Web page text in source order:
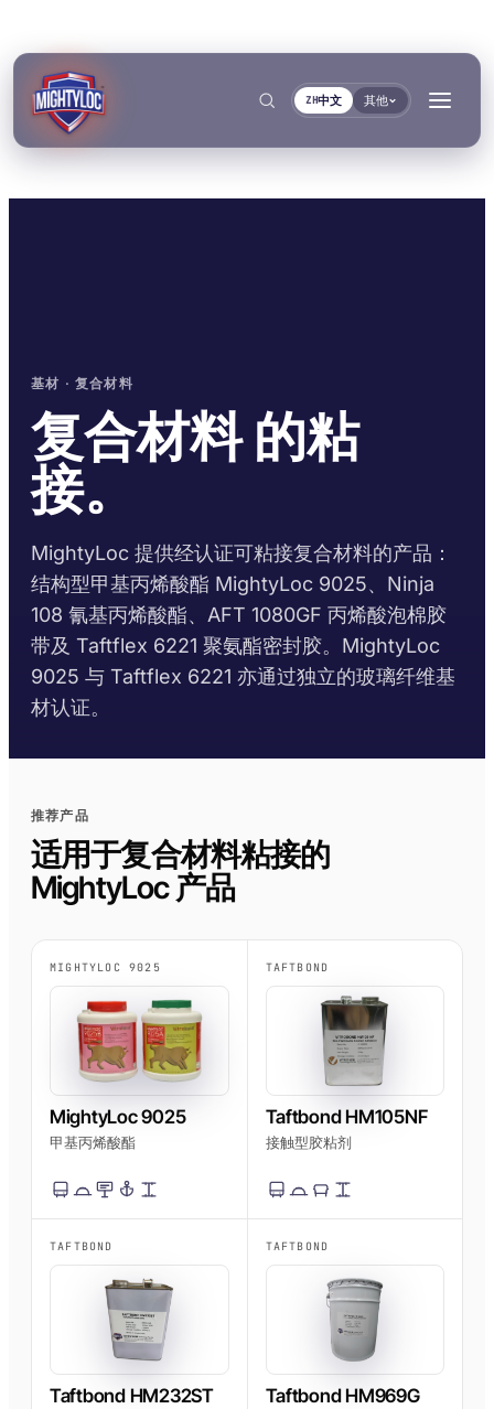
ZH中文 其他
→
粘接与固化
Krystal 1000
Krystal 2000
Krystal 3000 UV胶
Krystal 4000 UV胶
密封与锁紧
TaftGrip MS聚合物
Taftlock 22 厌氧胶黏剂
丙烯酸泡棉胶带
AFT 1120GF
AFT 1200GF 丙烯酸泡棉胶带
AFT 2064WF 丙烯酸泡棉胶带
建筑与制造加工
金属加工
建筑
标识标牌
木工
客车与卡车制造
交通运输
按基材分类
按基材浏览
玻璃与陶瓷
塑料（非PP/PE）
复合材料与玻璃纤维
TDS资料库 按系列
安全数据表
基材选择器
合规性
RoHS声明
各产品技术数据表
基材 · 复合材料
复合材料 的粘
接。
MightyLoc 提供经认证可粘接复合材料的产品：
结构型甲基丙烯酸酯 MightyLoc 9025、Ninja
108 氰基丙烯酸酯、AFT 1080GF 丙烯酸泡棉胶
带及 Taftflex 6221 聚氨酯密封胶。MightyLoc
9025 与 Taftflex 6221 亦通过独立的玻璃纤维基
材认证。
推荐产品
适用于复合材料粘接的
MightyLoc 产品
MIGHTYLOC 9025
MightyLoc 9025
甲基丙烯酸酯
TAFTBOND
Taftbond HM105NF
接触型胶粘剂
TAFTBOND
Taftbond HM232ST
TAFTBOND
Taftbond HM969G